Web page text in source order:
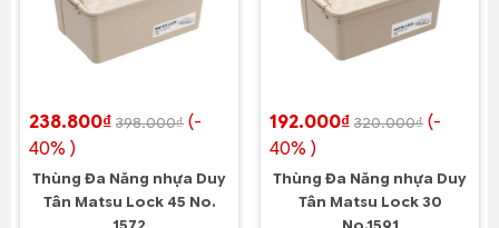
238.800₫ 398.000₫ (-
40% )
Thùng Đa Năng nhựa Duy
Tân Matsu Lock 45 No.
192.000₫ 320.000₫ (-
40% )
Thùng Đa Năng nhựa Duy
Tân Matsu Lock 30